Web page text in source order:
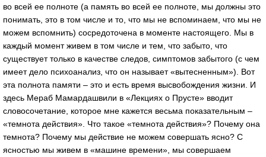
во всей ее полноте (а память во всей ее полноте, мы должны это
понимать, это в том числе и то, что мы не вспоминаем, что мы не
можем вспомнить) сосредоточена в моменте настоящего. Мы в
каждый момент живем в том числе и тем, что забыто, что
существует только в качестве следов, симптомов забытого (с чем
имеет дело психоанализ, что он называет «вытесненным»). Вот
эта полнота памяти – это и есть время высвобождения жизни. И
здесь Мераб Мамардашвили в «Лекциях о Прусте» вводит
словосочетание, которое мне кажется весьма показательным –
«темнота действия». Что такое «темнота действия»? Почему она
темнота? Почему мы действие не можем совершать ясно? С
ясностью мы живем в «машине времени», мы совершаем